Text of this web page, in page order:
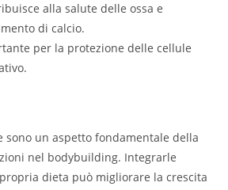
alla salute delle ossa e
di calcio.
per la protezione delle cellule
sono un aspetto fondamentale della
nel bodybuilding. Integrarle
dieta può migliorare la crescita